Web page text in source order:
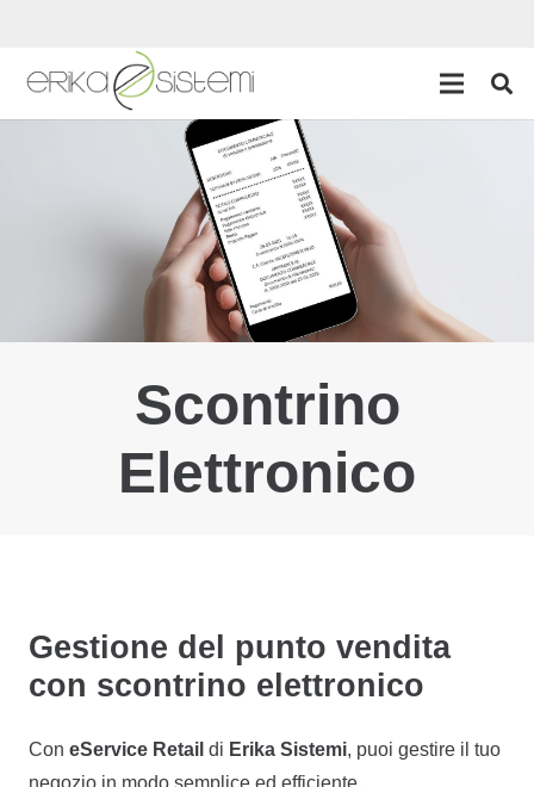
Scontrino
Elettronico
Gestione del punto vendita
con scontrino elettronico
Con eService Retail di Erika Sistemi, puoi gestire il tuo
negozio in modo semplice ed efficiente,